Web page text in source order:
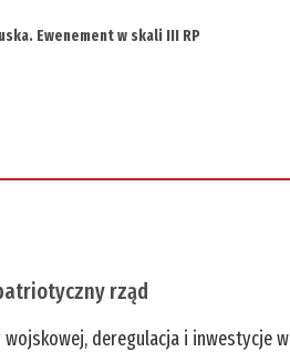
Ewenement w skali III RP
rząd
deregulacja i inwestycje w